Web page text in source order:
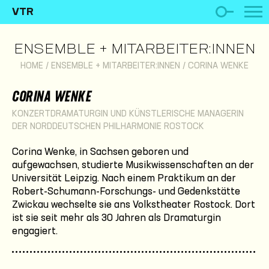
VTR
ENSEMBLE + MITARBEITER:INNEN
HOME / ENSEMBLE + MITARBEITER:INNEN / CORINA WENKE
CORINA WENKE
KONZERTDRAMATURGIN UND KÜNSTLERISCHE MANAGERIN
DER NORDDEUTSCHEN PHILHARMONIE ROSTOCK
Corina Wenke, in Sachsen geboren und
aufgewachsen, studierte Musikwissenschaften an der
Universität Leipzig. Nach einem Praktikum an der
Robert-Schumann-Forschungs- und Gedenkstätte
Zwickau wechselte sie ans Volkstheater Rostock. Dort
ist sie seit mehr als 30 Jahren als Dramaturgin
engagiert.